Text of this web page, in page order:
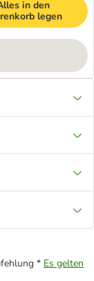
in den
legen
* Es gelten